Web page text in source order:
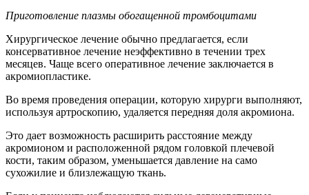
Приготовление плазмы обогащенной тромбоцитами
Хирургическое лечение обычно предлагается, если
консервативное лечение неэффективно в течении трех
месяцев. Чаще всего оперативное лечение заключается в
акромиопластике.
Во время проведения операции, которую хирурги выполняют,
используя артроскопию, удаляется передняя доля акромиона.
Это дает возможность расширить расстояние между
акромионом и расположенной рядом головкой плечевой
кости, таким образом, уменьшается давление на само
сухожилие и близлежащую ткань.